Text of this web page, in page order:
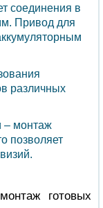
соединения в
Привод для
различных
– монтаж
позволяет
готовых